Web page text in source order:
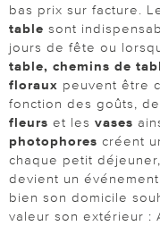
bas prix sur facture.
table sont
jours de fête ou
table, chemins de
floraux peuvent être
fonction des goûts,
fleurs et les vases
photophores créent
chaque petit
devient un
bien son domicile
valeur son extérieur :